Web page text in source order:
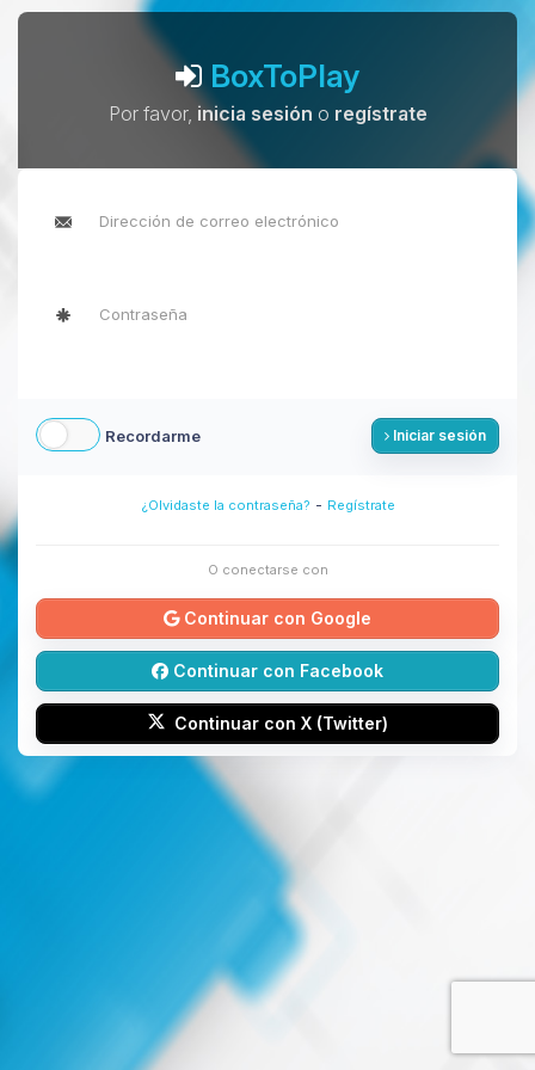
BoxToPlay
Por favor, inicia sesión o regístrate
Recordarme Iniciar sesión
¿Olvidaste la contraseña? - Regístrate
O conectarse con
Continuar con Google
Continuar con Facebook
Continuar con X (Twitter)